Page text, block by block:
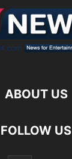
ABOUT US
FOLLOW US